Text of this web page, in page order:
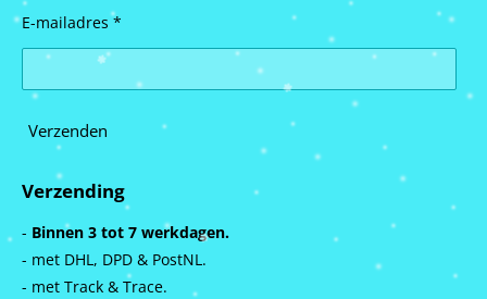
E-mailadres *
Verzenden
Verzending
- Binnen 3 tot 7 werkdagen.
- met DHL, DPD & PostNL.
- met Track & Trace.